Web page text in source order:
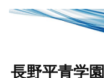
長野平青学